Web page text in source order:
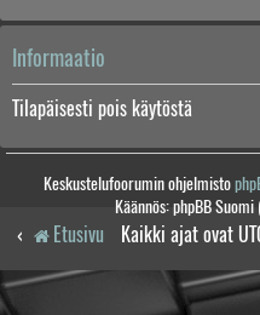
Informaatio
Tilapäisesti pois käytöstä
Keskustelufoorumin ohjelmisto
Käännös: phpBB
Etusivu Kaikki ajat ovat